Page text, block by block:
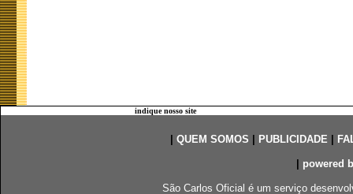
indique nosso site
QUEM SOMOS PUBLICIDADE|
powered
São Carlos Oficial é um serviço